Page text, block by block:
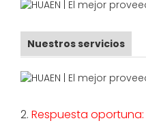
Nuestros servicios
2. Respuesta oportuna: